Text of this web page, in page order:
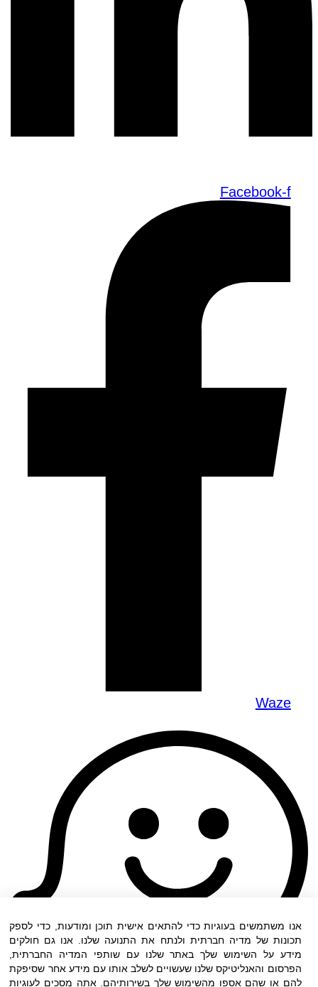
Facebook-f
Waze
אנו משתמשים בעוגיות כדי להתאים אישית תוכן ומודעות, כדי לספק
תכונות של מדיה חברתית ולנתח את התנועה שלנו. אנו גם חולקים
מידע על השימוש שלך באתר שלנו עם שותפי המדיה החברתית,
הפרסום והאנליטיקס שלנו שעשויים לשלב אותו עם מידע אחר שסיפקת
להם או שהם אספו מהשימוש שלך בשירותיהם. אתה מסכים לעוגיות